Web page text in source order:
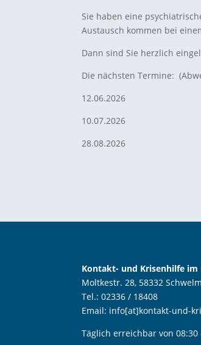
Sie haben eine
Austausch kommen bei
Dann sind Sie herzlich
Die nächsten Termine:
12.06.2026
10.07.2026
28.08.2026
Kontakt- und Krisenhilfe im
Moltkestr. 28, 58332 Schwelm
Tel.: 02336 / 18408
Email: info[at]kontakt-und-
Täglich erreichbar von 08:30